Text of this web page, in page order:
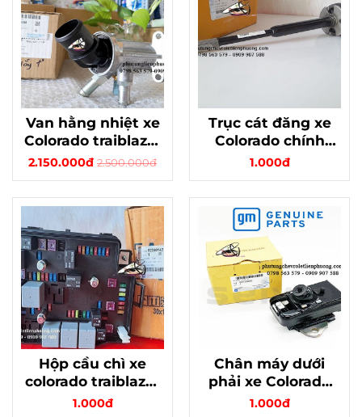
Van hằng nhiệt xe
Colorado traiblazer
xịn mã 12650485 -
cần thay
2.150.000đ 2.500.000đ
Trục cát đăng xe
Colorado chính
hãng GM Thái mã
1.000đ
Hộp cầu chì xe
colorado traiblazer
hàng xịn gm thái
1.000đ
Chân máy dưới
phải xe Colorado
traiblazer chính
1.000đ